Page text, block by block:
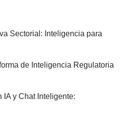
Sectorial: Inteligencia para
de Inteligencia Regulatoria
IA y Chat Inteligente: